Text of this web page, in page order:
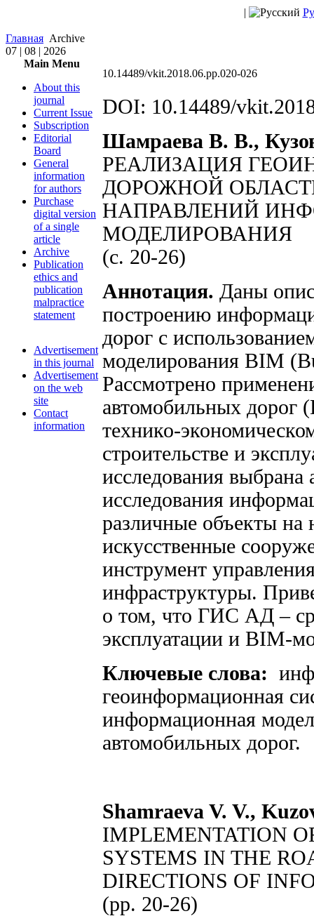
|
Главная Archive
07 | 08 | 2026
Main Menu
About this
journal
Current Issue
Subscription
Editorial
Board
General
information
for authors
Purchase
digital version
of a single
article
Archive
Publication
ethics and
publication
malpractice
statement
Advertisement
in this journal
Advertisement
on the web
site
Contact
information
10.14489/vkit.2018.06.pp.020-026
DOI: 10.14489/
Шамраева В. В.,
РЕАЛИЗАЦИЯ
ДОРОЖНОЙ
НАПРАВЛЕНИЙ
МОДЕЛИРОВАНИЯ
(с. 20-26)
Аннотация. Даны
построению
дорог с
моделирования BIM
Рассмотрено
автомобильных
технико-
строительстве и
исследования выбрана
исследования
различные объекты
искусственные
инструмент
инфраструктуры.
о том, что ГИС АД –
эксплуатации и BIM-
Ключевые слова:
геоинформационная
информационная
автомобильных дорог.
Shamraeva V. V.,
IMPLEMENTATION
SYSTEMS IN THE
DIRECTIONS OF
(pp. 20-26)